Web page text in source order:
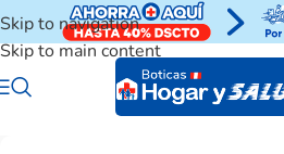
Skip to navigation
Skip to main content